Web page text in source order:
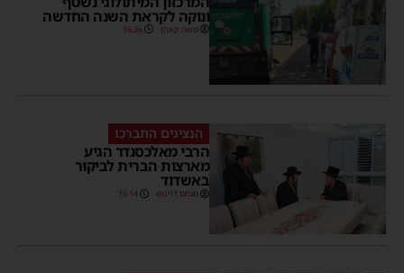
ונוקה לקראת השנה החדשה
משה קאהן 16:26
הנציגים התברכו
הרבי מאלכסנדר הגיע
מארצות הברית לביקור
באשדוד
מנחם דויטש 16:14